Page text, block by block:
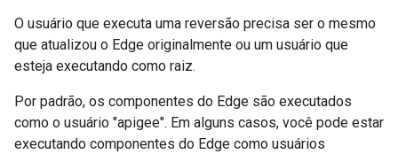
O usuário que executa uma reversão precisa ser o mesmo
que atualizou o Edge originalmente ou um usuário que
esteja executando como raiz.
Por padrão, os componentes do Edge são executados
como o usuário "apigee". Em alguns casos, você pode estar
executando componentes do Edge como usuários